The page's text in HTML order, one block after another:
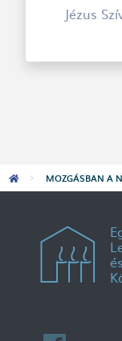
Jézus
Morzsa
MOZGÁSBAN A